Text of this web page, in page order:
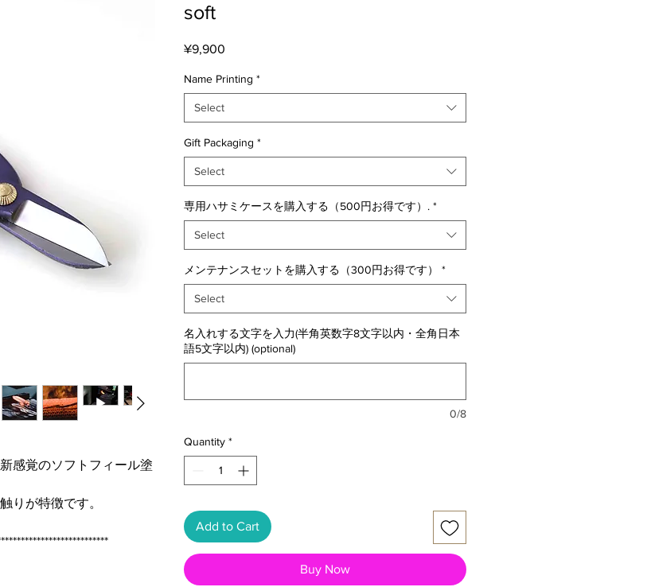
感覚のソフトフィール塗
りが特徴です。
soft
¥9,900
Name Printing *
Select
Gift Packaging *
Select
専用ハサミケースを購入する（500円お得です）. *
Select
メンテナンスセットを購入する（300円お得です） *
Select
名入れする文字を入力(半角英数字8文字以内・全角日本
語5文字以内) (optional)
0/8
Quantity *
Add to Cart
Buy Now